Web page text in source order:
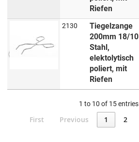
Riefen
2130
Tiegelzange
200mm 18/10
Stahl,
elektolytisch
poliert, mit
Riefen
1 to 10 of 15 entries
First Previous 1 2